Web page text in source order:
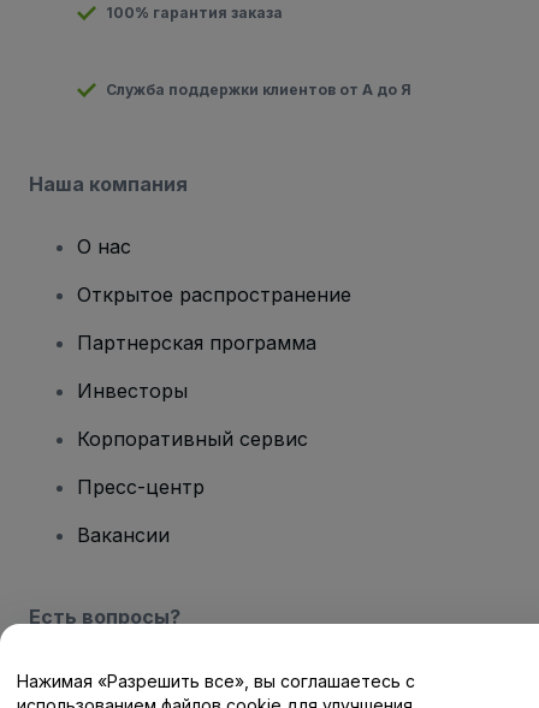
100% гарантия заказа
Служба поддержки клиентов от А до Я
Наша компания
О нас
Открытое распространение
Партнерская программа
Инвесторы
Корпоративный сервис
Пресс-центр
Вакансии
Есть вопросы?
Центр помощи / Свяжитесь с нами
Нажимая «Разрешить все», вы соглашаетесь с